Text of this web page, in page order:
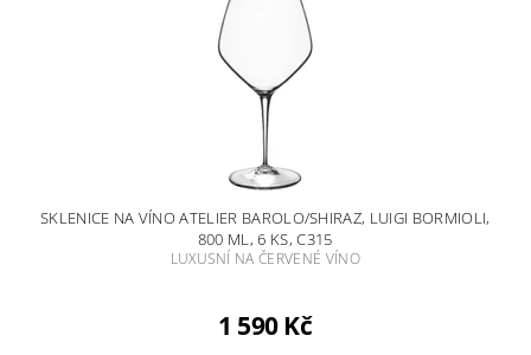
SKLENICE NA VÍNO ATELIER BAROLO/SHIRAZ, LUIGI BORMIOLI,
800 ML, 6 KS, C315
LUXUSNÍ NA ČERVENÉ VÍNO
1 590 Kč